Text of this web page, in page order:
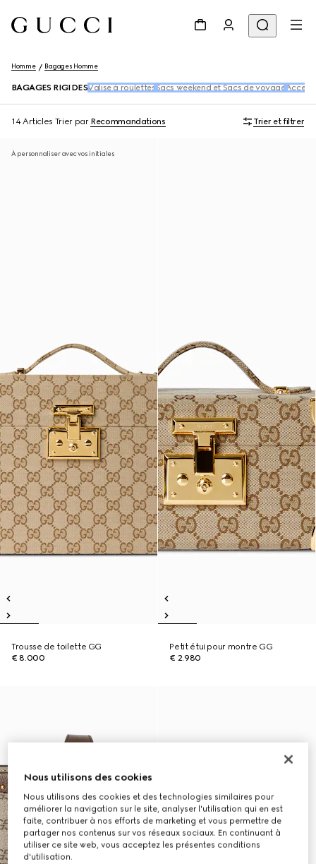
Homme Bagages Homme
BAGAGES RIGIDES Valise à roulettes Sacs weekend et Sacs de voyage
14 Articles Trier par Recommandations Trier et filtrer
À personnaliser avec vos initiales
Trousse de toilette GG
€ 8.000
Petit étui pour montre GG
€ 2.980
Nous utilisons des cookies
Nous utilisons des cookies et des technologies similaires pour
améliorer la navigation sur le site, analyser l'utilisation qui en est
faite, contribuer à nos efforts de marketing et vous permettre de
partager nos contenus sur vos réseaux sociaux. En continuant à
utiliser ce site web, vous acceptez les présentes conditions
d'utilisation.